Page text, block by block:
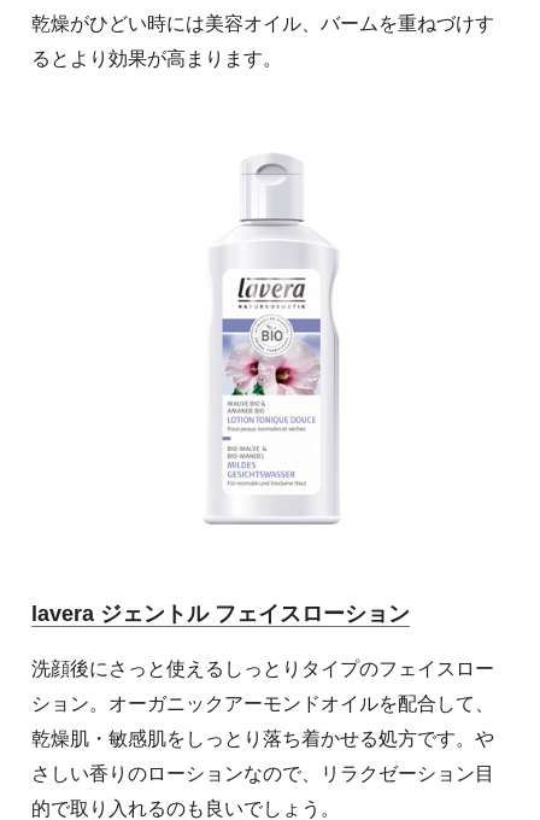
乾燥がひどい時には美容オイル、バームを重ねづけす
るとより効果が高まります。
lavera ジェントル フェイスローション
洗顔後にさっと使えるしっとりタイプのフェイスロー
ション。オーガニックアーモンドオイルを配合して、
乾燥肌・敏感肌をしっとり落ち着かせる処方です。や
さしい香りのローションなので、リラクゼーション目
的で取り入れるのも良いでしょう。